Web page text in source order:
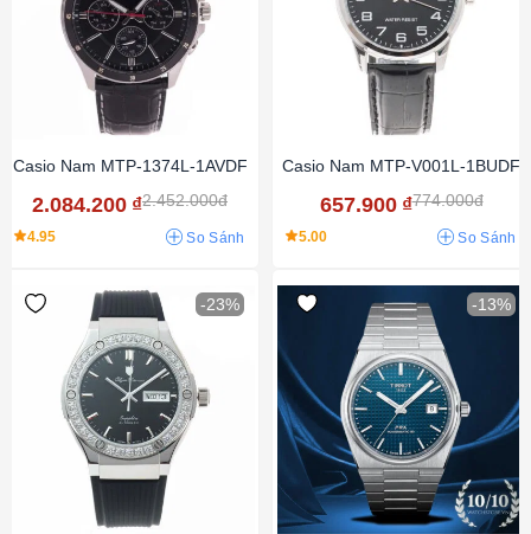
Casio Nam MTP-1374L-1AVDF
2.084.200 ₫2.452.000đ
4.95 So Sánh
Casio Nam MTP-V001L-1BUDF
657.900 ₫774.000đ
5.00 So Sánh
-23% -13%